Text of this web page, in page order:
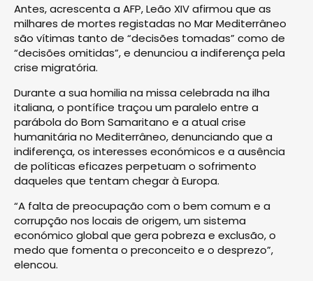
Antes, acrescenta a AFP, Leão XIV afirmou que as
milhares de mortes registadas no Mar Mediterrâneo
são vítimas tanto de “decisões tomadas” como de
“decisões omitidas”, e denunciou a indiferença pela
crise migratória.
Durante a sua homilia na missa celebrada na ilha
italiana, o pontífice traçou um paralelo entre a
parábola do Bom Samaritano e a atual crise
humanitária no Mediterrâneo, denunciando que a
indiferença, os interesses económicos e a ausência
de políticas eficazes perpetuam o sofrimento
daqueles que tentam chegar à Europa.
“A falta de preocupação com o bem comum e a
corrupção nos locais de origem, um sistema
económico global que gera pobreza e exclusão, o
medo que fomenta o preconceito e o desprezo”,
elencou.